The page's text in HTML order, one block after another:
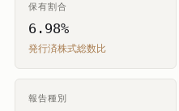
保有割合
6.98%
発行済株式総数比
報告種別